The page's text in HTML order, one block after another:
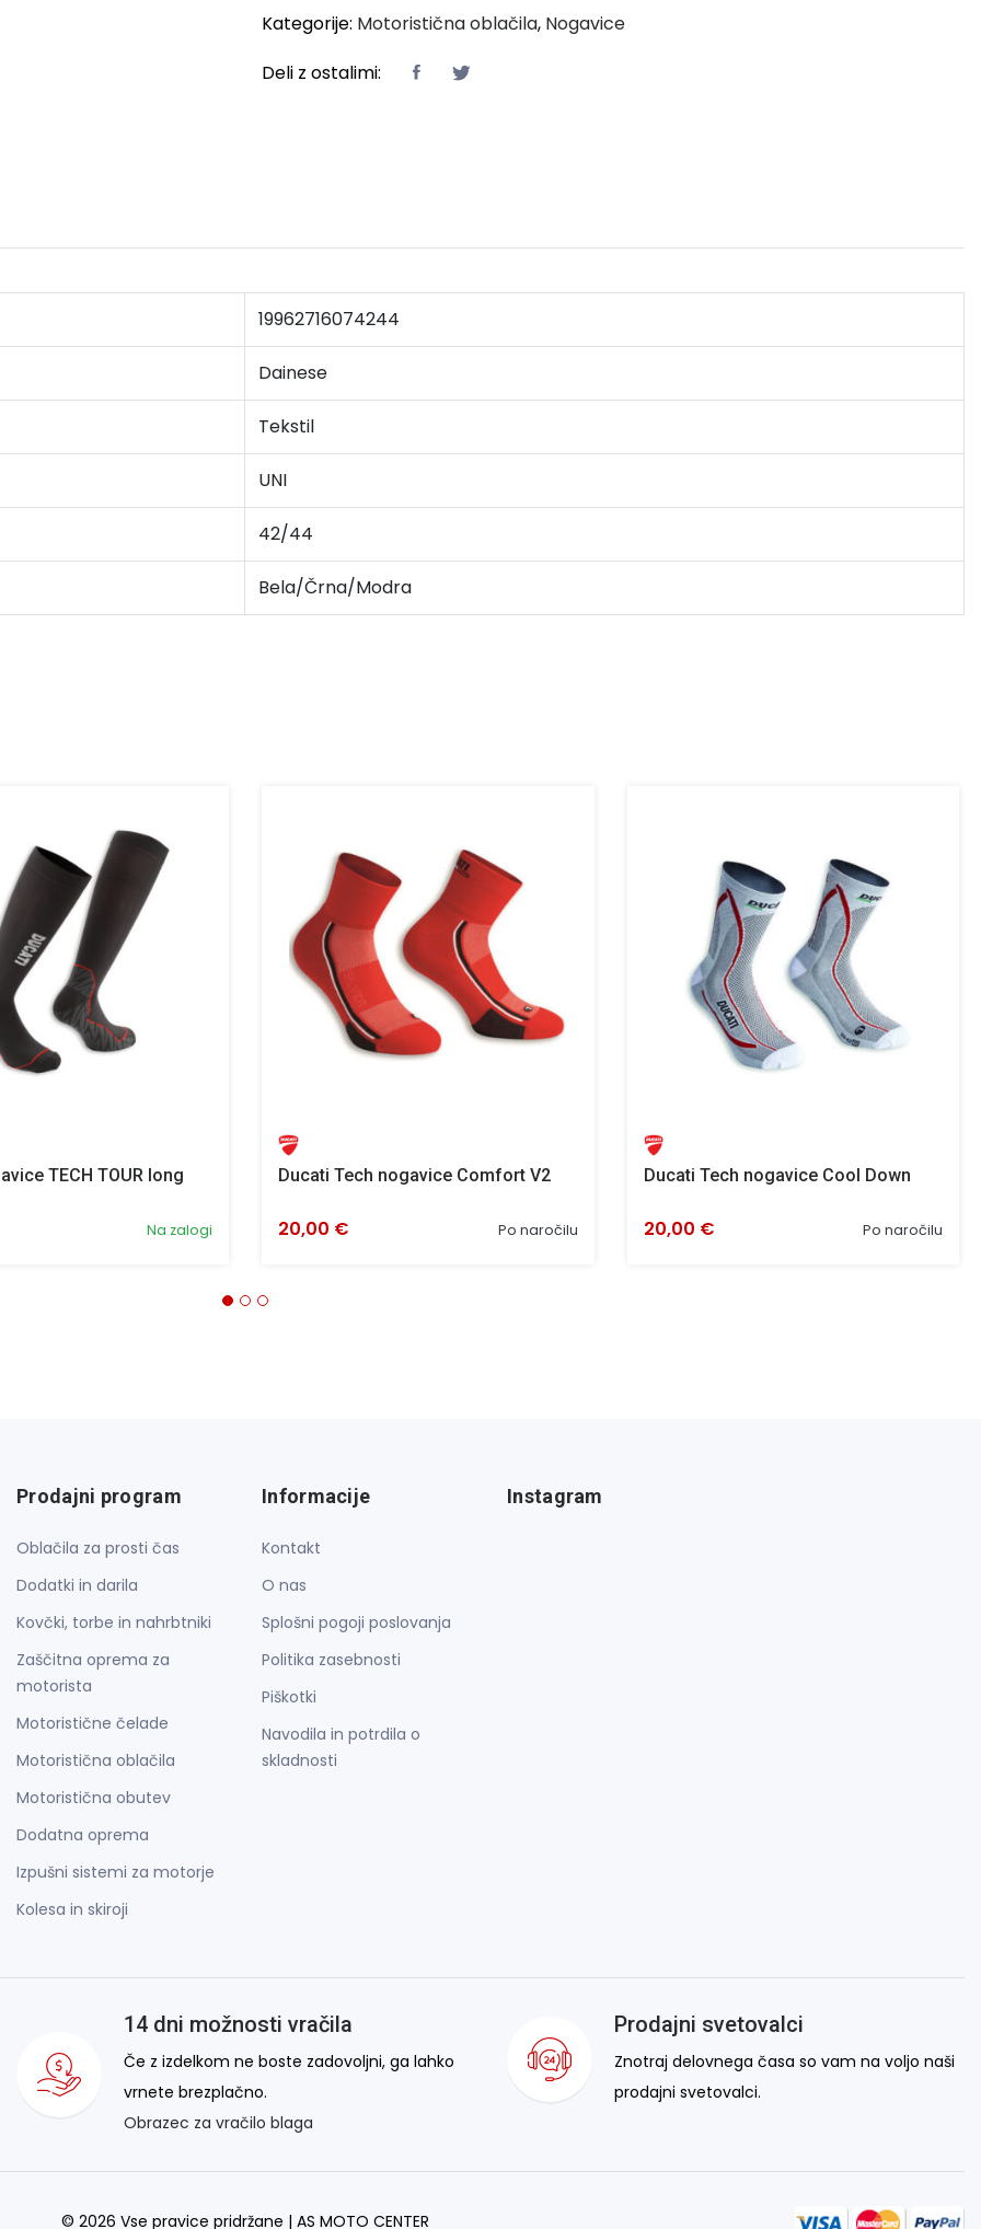
Kategorije: Motoristična oblačila, Nogavice
Deli z ostalimi:
19962716074244
Dainese
Tekstil
UNI
42/44
Bela/Črna/Modra
TECH TOUR long
Na zalogi
Ducati Tech nogavice Comfort V2
Po naročilu
20,00 €
Ducati Tech nogavice Cool Down
Po naročilu
20,00 €
Prodajni program
Oblačila za prosti čas
Dodatki in darila
Kovčki, torbe in nahrbtniki
Zaščitna oprema za
motorista
Motoristične čelade
Motoristična oblačila
Motoristična obutev
Dodatna oprema
Izpušni sistemi za motorje
Kolesa in skiroji
Informacije
Kontakt
O nas
Splošni pogoji poslovanja
Politika zasebnosti
Piškotki
Navodila in potrdila o
skladnosti
Instagram
14 dni možnosti vračila
Če z izdelkom ne boste zadovoljni, ga lahko
vrnete brezplačno.
Obrazec za vračilo blaga
Prodajni svetovalci
Znotraj delovnega časa so vam na voljo naši
prodajni svetovalci.
© 2026 Vse pravice pridržane | AS MOTO CENTER